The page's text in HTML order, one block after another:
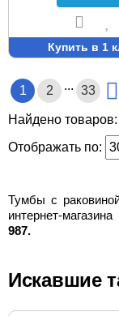
Купить в 1
1 2 ... 33
Найдено товаров:
Отображать по:
Тумбы с
интернет-
987.
Искавшие